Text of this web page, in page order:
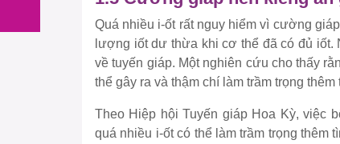
Quá nhiều i-ốt rất nguy hiểm vì cường
lượng iốt dư thừa khi cơ thể đã có đủ iốt.
về tuyến giáp. Một nghiên cứu cho thấy
thể gây ra và thậm chí làm trầm trọng
Theo Hiệp hội Tuyến giáp Hoa Kỳ, việc
quá nhiều i-ốt có thể làm trầm trọng